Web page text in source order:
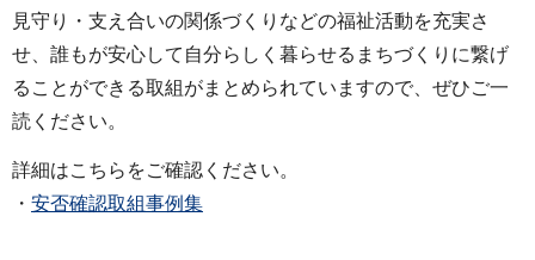
見守り・支え合いの関係づくりなどの福祉活動を充実さ
せ、誰もが安心して自分らしく暮らせるまちづくりに繋げ
ることができる取組がまとめられていますので、ぜひご一
読ください。
詳細はこちらをご確認ください。
・ 安否確認取組事例集